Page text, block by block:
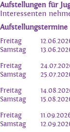
Aufstellungen für
Interessenten
Freitag
Samstag
Freitag
Samstag
Freitag
Samstag
Freitag
Samstag